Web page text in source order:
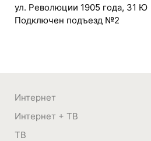
ул. Революции 1905 года, 31 Ю
Подключен подъезд №2
Интернет
Интернет + ТВ
ТВ